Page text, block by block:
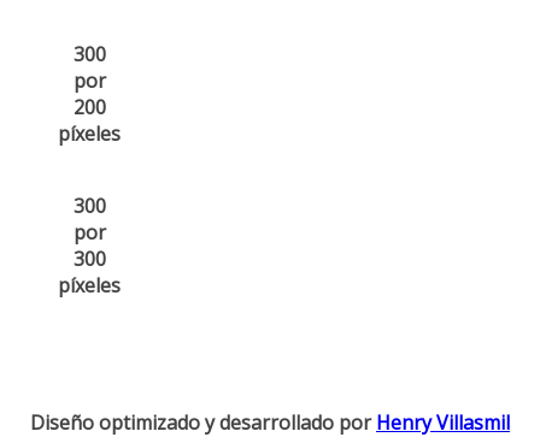
300
por
200
píxeles
300
por
300
píxeles
Diseño optimizado y desarrollado porHenry Villasmil